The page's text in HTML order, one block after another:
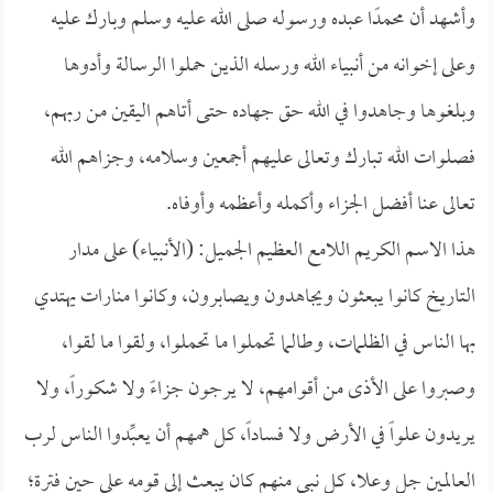
وأشهد أن محمدًا عبده ورسوله صلى الله عليه وسلم وبارك عليه
وعلى إخوانه من أنبياء الله ورسله الذين حملوا الرسالة وأدوها
وبلغوها وجاهدوا في الله حق جهاده حتى أتاهم اليقين من ربهم،
فصلوات الله تبارك وتعالى عليهم أجمعين وسلامه، وجزاهم الله
تعالى عنا أفضل الجزاء وأكمله وأعظمه وأوفاه.
هذا الاسم الكريم اللامع العظيم الجميل: (الأنبياء) على مدار
التاريخ كانوا يبعثون ويجاهدون ويصابرون، وكانوا منارات يهتدي
بها الناس في الظلمات، وطالما تحملوا ما تحملوا، ولقوا ما لقوا،
وصبروا على الأذى من أقوامهم، لا يرجون جزاءً ولا شكوراً، ولا
يريدون علواً في الأرض ولا فساداً، كل همهم أن يعبِّدوا الناس لرب
العالمين جل وعلا، كل نبيٍ منهم كان يبعث إلى قومه على حين فترة؛